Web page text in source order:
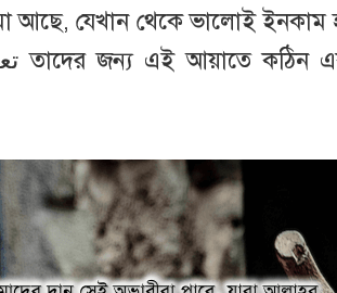
আছে, যেখান থেকে ভালোই